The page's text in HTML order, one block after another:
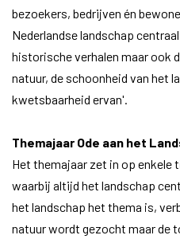
bezoekers, bedrijven én
Nederlandse landschap
historische verhalen maar ook
natuur, de schoonheid van het
kwetsbaarheid ervan'.
Themajaar Ode aan het
Het themajaar zet in op enkele
waarbij altijd het landschap
het landschap het thema is,
natuur wordt gezocht maar de